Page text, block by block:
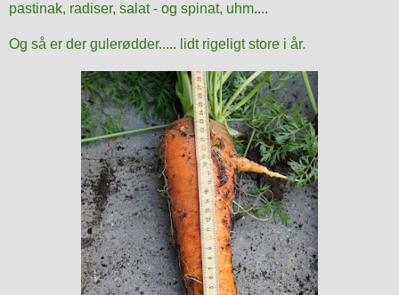
pastinak, radiser, salat - og spinat, uhm....
Og så er der gulerødder..... lidt rigeligt store i år.